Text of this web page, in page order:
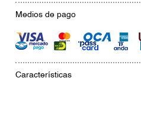
Medios de pago
Características